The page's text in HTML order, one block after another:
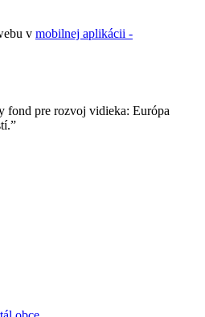
v mobilnej aplikácii -
fond pre rozvoj vidieka: Európa